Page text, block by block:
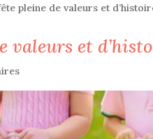
pleine de valeurs et
valeurs et